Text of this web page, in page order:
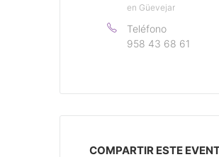
en Güevejar
Teléfono
958 43 68 61
COMPARTIR ESTE